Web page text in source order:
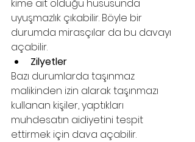
kime ait olduğu hususunda
uyuşmazlık çıkabilir. Böyle bir
durumda mirasçılar da bu davayı
açabilir.
Zilyetler
Bazı durumlarda taşınmaz
malikinden izin alarak taşınmazı
kullanan kişiler, yaptıkları
muhdesatın aidiyetini tespit
ettirmek için dava açabilir.